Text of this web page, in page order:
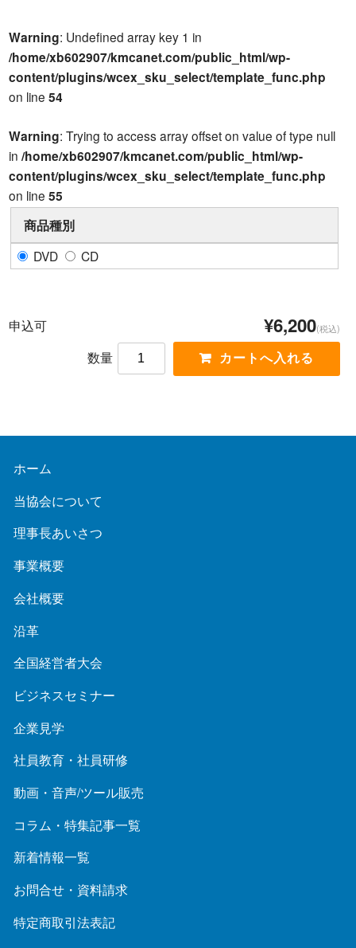
Warning: Undefined array key 1 in
/home/xb602907/kmcanet.com/public_html/wp-
content/plugins/wcex_sku_select/template_func.php
on line54
Warning: Trying to access array offset on value of type null
in/home/xb602907/kmcanet.com/public_html/wp-
content/plugins/wcex_sku_select/template_func.php
on line55
商品種別
DVD CD
申込可 ¥6,200(税込)
数量
ホーム
当協会について
理事長あいさつ
事業概要
会社概要
沿革
全国経営者大会
ビジネスセミナー
企業見学
社員教育・社員研修
動画・音声/ツール販売
コラム・特集記事一覧
新着情報一覧
お問合せ・資料請求
特定商取引法表記